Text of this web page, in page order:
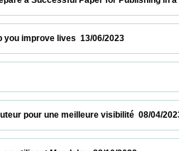
help you improve lives  13/06/2023
2023
d'auteur pour une meilleure